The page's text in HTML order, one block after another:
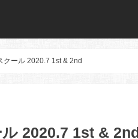
クール 2020.7 1st & 2nd
2020.7 1st & 2nd